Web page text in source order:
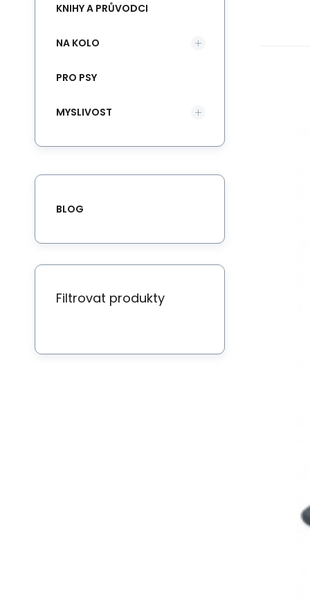
KNIHY A PRŮVODCI
NA KOLO
PRO PSY
MYSLIVOST
BLOG
Filtrovat produkty